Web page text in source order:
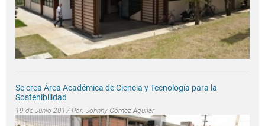
Se crea Área Académica de Ciencia y Tecnología para la
Sostenibilidad
19 de Junio 2017 Por: Johnny Gómez Aguilar